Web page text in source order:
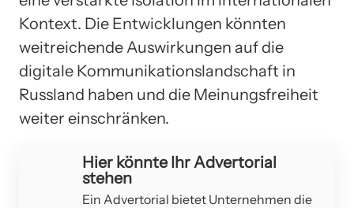
Kontext. Die Entwicklungen könnten
weitreichende Auswirkungen auf die
digitale Kommunikationslandschaft in
Russland haben und die Meinungsfreiheit
weiter einschränken.
Hier könnte Ihr Advertorial
stehen
Ein Advertorial bietet Unternehmen die